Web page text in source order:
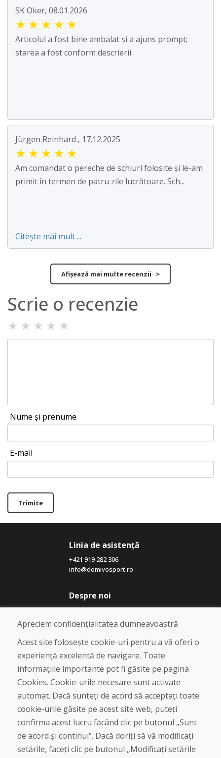
SK Oker, 08.01.2026
★ ★ ★ ★ ★
Articolul a fost bine ambalat și a ajuns prompt;
starea a fost conform descrierii.
Jürgen Reinhard , 17.12.2025
★ ★ ★ ★ ★
Am comandat o pereche de schiuri folosite și le-am
primit în termen de patru zile lucrătoare. Sch...
Citește mai mult ...
Afișează mai multe recenzii >
Scrie o recenzie
★ ★ ★ ★ ★
Nume și prenume
E-mail
Trimite
Linia de asistență
+421 919 282 306
info@domivosport.ro
Despre noi
Blog
Despre noi
Magazin
Contact
Cumpărare
Magazin online
Livrare și plată
Plângere
Retur și schimb de mărfuri
Protecția datelor cu caracter personal
Cookies
Apreciem confidențialitatea dumneavoastră
Acest site folosește cookie-uri pentru a vă oferi o
experiență excelentă de navigare. Toate
informațiile importante pot fi găsite pe pagina
Cookies. Cookie-urile necesare sunt activate
automat. Dacă sunteți de acord să acceptați toate
cookie-urile găsite pe acest site web, puteți
confirma acest lucru făcând clic pe butonul „Sunt
de acord și continui”. Dacă doriți să vă modificați
setările, faceți clic pe butonul „Modificați setările